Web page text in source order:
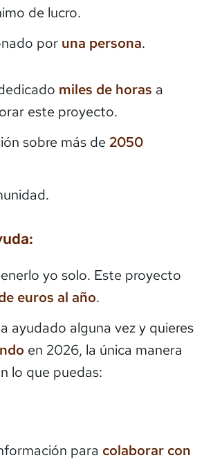
de lucro.
por una persona.
miles de horas a
este proyecto.
sobre más de 2050
yo solo. Este proyecto
euros al año.
ayudado alguna vez y quieres
en 2026, la única manera
lo que puedas:
para colaborar con